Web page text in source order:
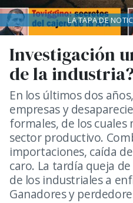
Investigación
de la industria?
En los últimos dos
empresas y
formales, de los cuales
sector productivo.
importaciones, caída
caro. La tardía queja
de los industriales a
Ganadores y
LA TAPA DE